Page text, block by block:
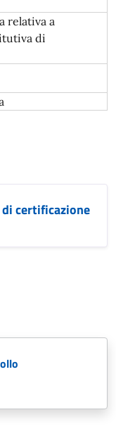
relativa a
di
certificazione